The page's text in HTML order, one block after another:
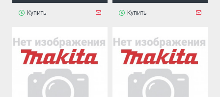
Купить Купить